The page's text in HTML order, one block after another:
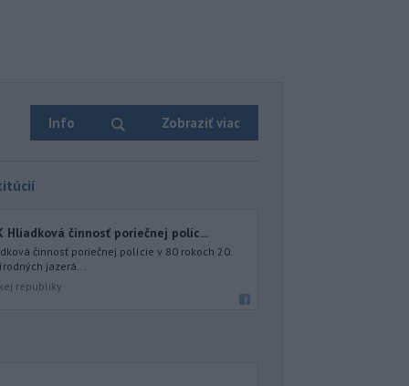
Info Zobraziť viac
Hliadková činnosť poriečnej políc...
činnosť poriečnej polície v 80 rokoch 20.
jazerá...
republiky